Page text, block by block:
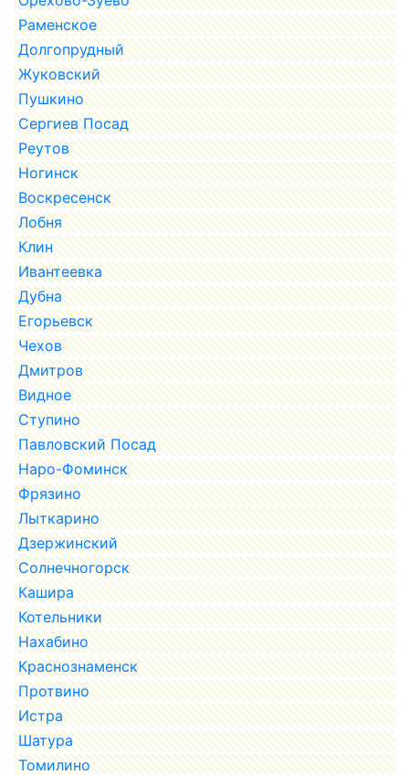
Раменское
Долгопрудный
Жуковский
Пушкино
Сергиев Посад
Реутов
Ногинск
Воскресенск
Лобня
Клин
Ивантеевка
Дубна
Егорьевск
Чехов
Дмитров
Видное
Ступино
Павловский Посад
Наро-Фоминск
Фрязино
Лыткарино
Дзержинский
Солнечногорск
Кашира
Котельники
Нахабино
Краснознаменск
Протвино
Истра
Шатура
Томилино